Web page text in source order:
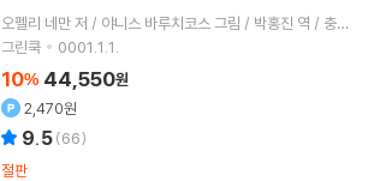
오펠리 네만 저 / 야니스 바루치코스 그림 / 박홍진 역 / 충
렝 트란, 세바스티앵 라시뇌 저 / 정한진 역
그린쿡 0001.1.1.
10% 44,550원
2,470원
9.5(66)
절판